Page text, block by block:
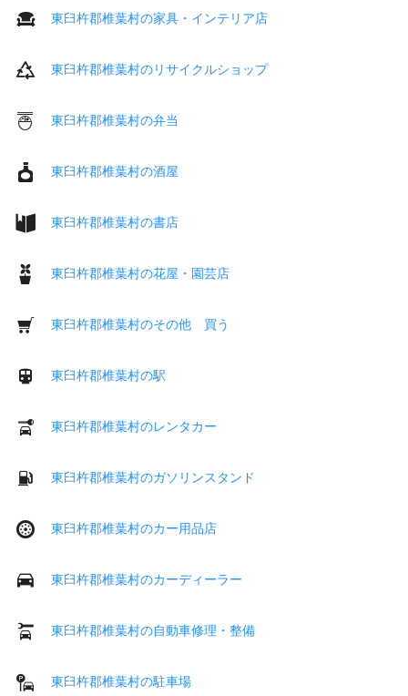
東臼杵郡椎葉村の家具・インテリア店
東臼杵郡椎葉村のリサイクルショップ
東臼杵郡椎葉村の弁当
東臼杵郡椎葉村の酒屋
東臼杵郡椎葉村の書店
東臼杵郡椎葉村の花屋・園芸店
東臼杵郡椎葉村のその他 買う
東臼杵郡椎葉村の駅
東臼杵郡椎葉村のレンタカー
東臼杵郡椎葉村のガソリンスタンド
東臼杵郡椎葉村のカー用品店
東臼杵郡椎葉村のカーディーラー
東臼杵郡椎葉村の自動車修理・整備
東臼杵郡椎葉村の駐車場